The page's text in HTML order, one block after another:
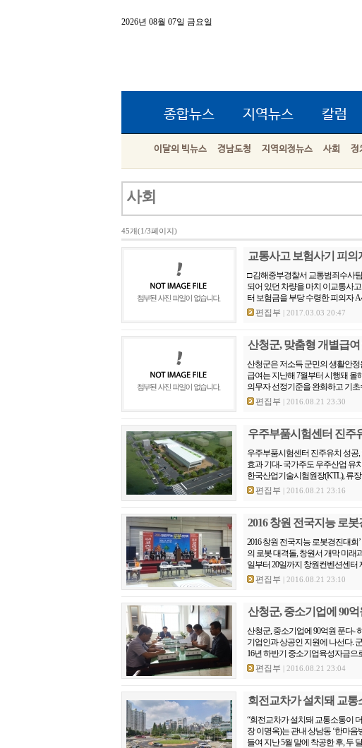
2026년 08월 07일 금요일
종합뉴스 지역뉴스 칼럼
이달의 빅뉴스 경남도청 지역의정뉴스 사회 정
사회
45개(1/3페이지)
교통사고 보험사기 피의
□ 김해중부경찰서 교통범죄수사
되어 있던 차량을 마치 이교통사
터 보험금을 부당 수령한 피의자 A
편집부 | 2017.03.03 20:47
산청군, 맞춤형 개별급
산청군은 저소득 군민의 생활안
급여는 지난해 7월부터 시행돼 올
의무자 선정기준을 완화하고 기초
편집부 | 2016.08.21 23:30
우주부품시험센터 진주
우주부품시험센터 진주유치 성공
효과 기대- 국가주도 우주산업 유
한국산업기술시험원장(KTL), 류
편집부 | 2016.08.21 23:16
2016 창원 전국지능 로
2016 창원 전국지능 로봇경진대
의 로봇 대격돌, 창원서 개막 미래
일부터 20일까지 창원컨벤션센터
편집부 | 2016.08.21 23:10
산청군, 중소기업에 90
산청군, 중소기업에 90억원 푼다-
기업인과 상공인 지원에 나선다.
16년 하반기 중소기업육성자금으
편집부 | 2016.08.21 23:04
회전교차가 설치돼 교
“회전교차가 설치돼 교통소통이
장 이명옥)는 관내 상남동 ‘한마
들여 지난 5월 말에 착공한 후, 두